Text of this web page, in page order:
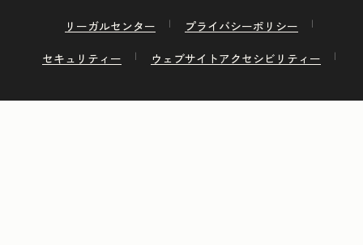
リーガルセンター
プライバシーポリシー
セキュリティー
ウェブサイトアクセシビリティー